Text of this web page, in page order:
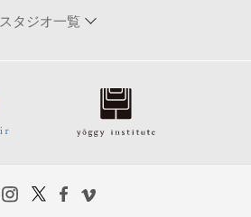
スタジオ一覧